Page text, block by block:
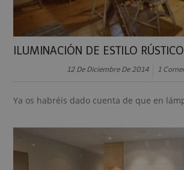
ILUMINACIÓN DE ESTILO RÚSTICO
12 De Diciembre De 2014 1
Ya os habréis dado cuenta de que en